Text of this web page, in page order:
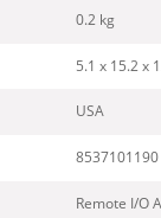
0.2 kg
5.1 x 15.2 x
USA
8537101190
Remote I/O